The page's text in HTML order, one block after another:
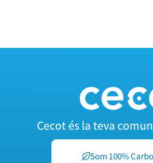
Cecot és la teva
Som 100%